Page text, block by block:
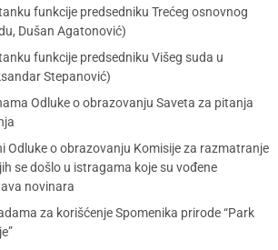
funkcije predsedniku Trećeg osnovnog
Dušan Agatonović)
funkcije predsedniku Višeg suda u
Stepanović)
Odluke o obrazovanju Saveta za pitanja
Odluke o obrazovanju Komisije za razmatranje
se došlo u istragama koje su vođene
novinara
za korišćenje Spomenika prirode “Park